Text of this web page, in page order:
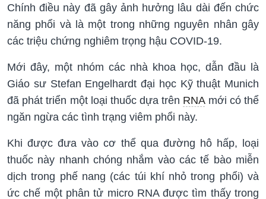
Chính điều này đã gây ảnh hưởng lâu dài đến chức
năng phổi và là một trong những nguyên nhân gây
các triệu chứng nghiêm trọng hậu COVID-19.
Mới đây, một nhóm các nhà khoa học, dẫn đầu là
Giáo sư Stefan Engelhardt đại học Kỹ thuật Munich
đã phát triển một loại thuốc dựa trên RNAmới có thể
ngăn ngừa các tình trạng viêm phổi này.
Khi được đưa vào cơ thể qua đường hô hấp, loại
thuốc này nhanh chóng nhắm vào các tế bào miễn
dịch trong phế nang (các túi khí nhỏ trong phổi) và
ức chế một phân tử micro RNA được tìm thấy trong